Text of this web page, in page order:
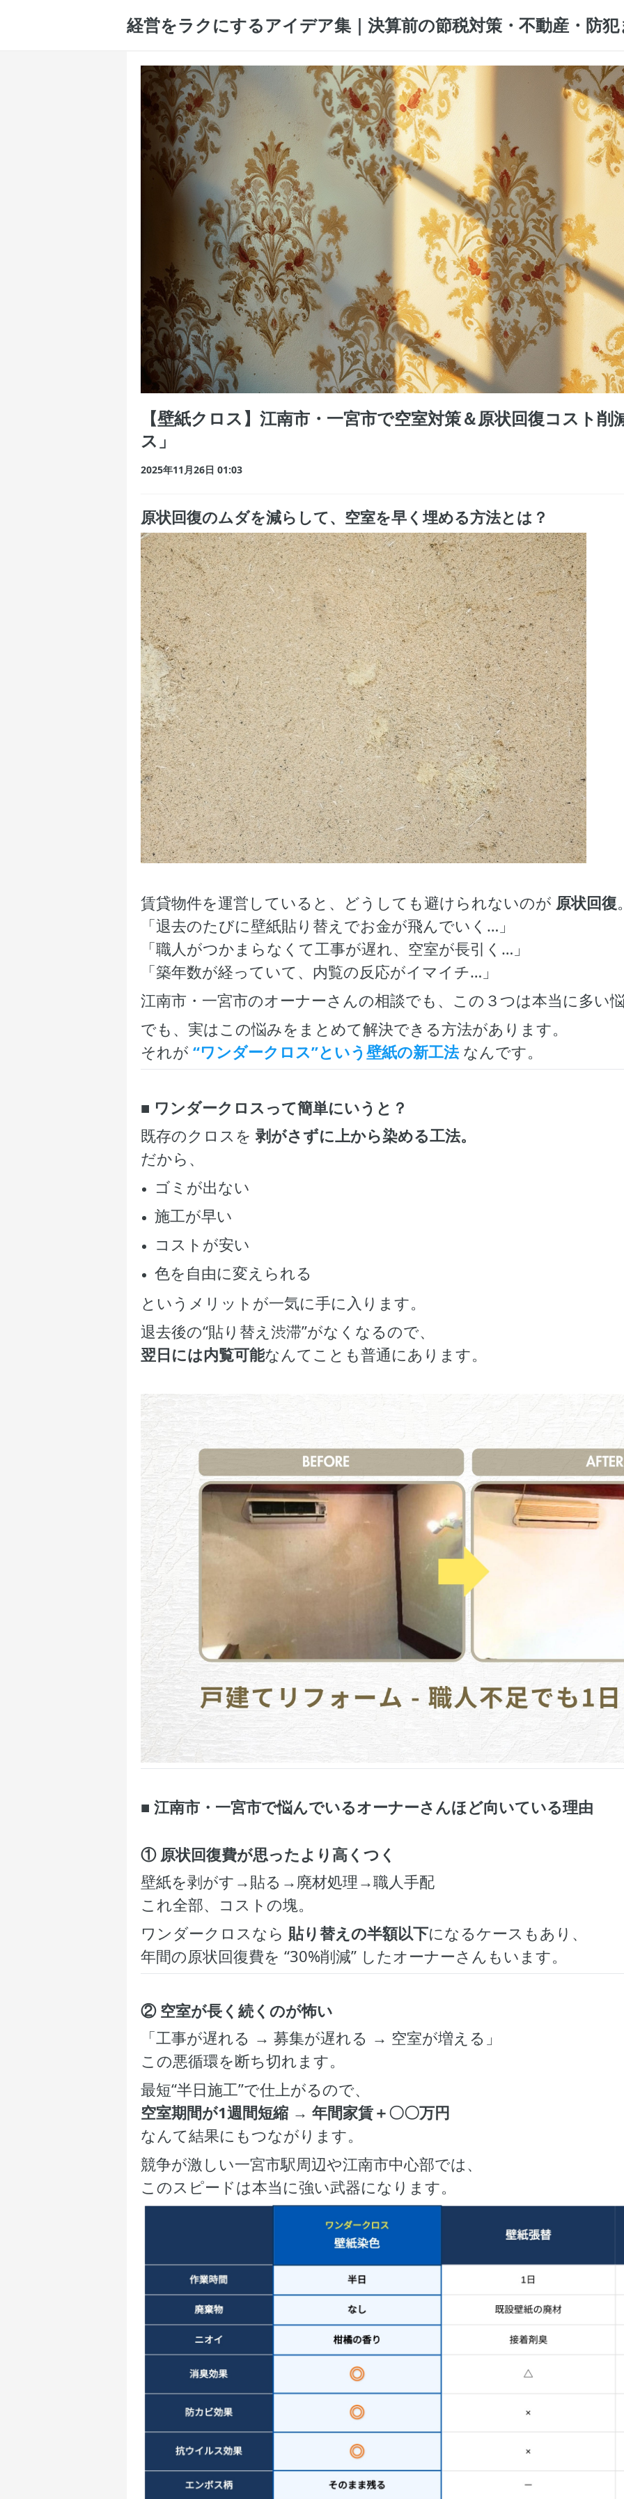
経営をラクにするアイデア集｜決算前の節税対策・不動産・防
【壁紙クロス】江南市・一宮市で空室対策＆原状回復コスト
ス」
2025年11月26日 01:03
原状回復のムダを減らして、空室を早く埋める方法とは？
賃貸物件を運営していると、どうしても避けられないのが 原状回復
「退去のたびに壁紙貼り替えでお金が飛んでいく…」
「職人がつかまらなくて工事が遅れ、空室が長引く…」
「築年数が経っていて、内覧の反応がイマイチ…」
江南市・一宮市のオーナーさんの相談でも、この３つは本当に多い
でも、実はこの悩みをまとめて解決できる方法があります。
それが “ワンダークロス”という壁紙の新工法なんです。
■ ワンダークロスって簡単にいうと？
既存のクロスを 剥がさずに上から染める工法。
だから、
ゴミが出ない
施工が早い
コストが安い
色を自由に変えられる
というメリットが一気に手に入ります。
退去後の“貼り替え渋滞”がなくなるので、
翌日には内覧可能なんてことも普通にあります。
■ 江南市・一宮市で悩んでいるオーナーさんほど向いている理由
① 原状回復費が思ったより高くつく
壁紙を剥がす→貼る→廃材処理→職人手配
これ全部、コストの塊。
ワンダークロスなら 貼り替えの半額以下になるケースもあり、
年間の原状回復費を “30%削減” したオーナーさんもいます。
② 空室が長く続くのが怖い
「工事が遅れる → 募集が遅れる → 空室が増える」
この悪循環を断ち切れます。
最短“半日施工”で仕上がるので、
空室期間が1週間短縮 → 年間家賃＋〇〇万円
なんて結果にもつながります。
競争が激しい一宮市駅周辺や江南市中心部では、
このスピードは本当に強い武器になります。